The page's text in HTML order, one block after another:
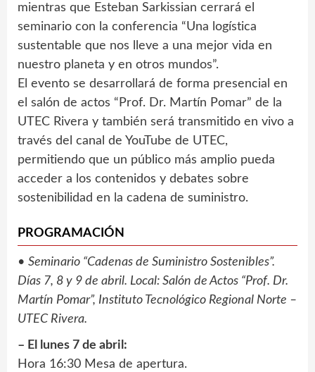
mientras que Esteban Sarkissian cerrará el
seminario con la conferencia “Una logística
sustentable que nos lleve a una mejor vida en
nuestro planeta y en otros mundos”.
El evento se desarrollará de forma presencial en
el salón de actos “Prof. Dr. Martín Pomar” de la
UTEC Rivera y también será transmitido en vivo a
través del canal de YouTube de UTEC,
permitiendo que un público más amplio pueda
acceder a los contenidos y debates sobre
sostenibilidad en la cadena de suministro.
PROGRAMACIÓN
• Seminario “Cadenas de Suministro Sostenibles”.
Días 7, 8 y 9 de abril. Local: Salón de Actos “Prof. Dr.
Martín Pomar”, Instituto Tecnológico Regional Norte –
UTEC Rivera.
– El lunes 7 de abril:
Hora 16:30 Mesa de apertura.